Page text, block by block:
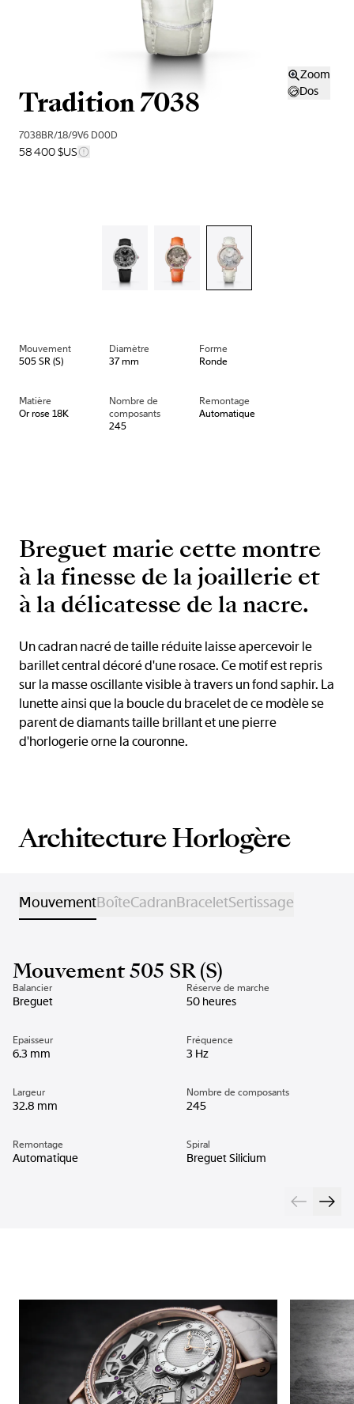
Zoom
Dos
Tradition 7038
7038BR/18/9V6 D00D
58 400 $US
Mouvement
505 SR (S)
Diamètre
37 mm
Forme
Ronde
Matière
Or rose 18K
Nombre de
composants
245
Remontage
Automatique
Breguet marie cette montre
à la finesse de la joaillerie et
à la délicatesse de la nacre.
Un cadran nacré de taille réduite laisse apercevoir le
barillet central décoré d'une rosace. Ce motif est repris
sur la masse oscillante visible à travers un fond saphir. La
lunette ainsi que la boucle du bracelet de ce modèle se
parent de diamants taille brillant et une pierre
d'horlogerie orne la couronne.
Architecture Horlogère
MouvementBoîteCadranBraceletSertissage
Mouvement 505 SR (S)
Balancier
Breguet
Réserve de marche
50 heures
Epaisseur
6.3 mm
Fréquence
3 Hz
Largeur
32.8 mm
Nombre de composants
245
Remontage
Automatique
Spiral
Breguet Silicium